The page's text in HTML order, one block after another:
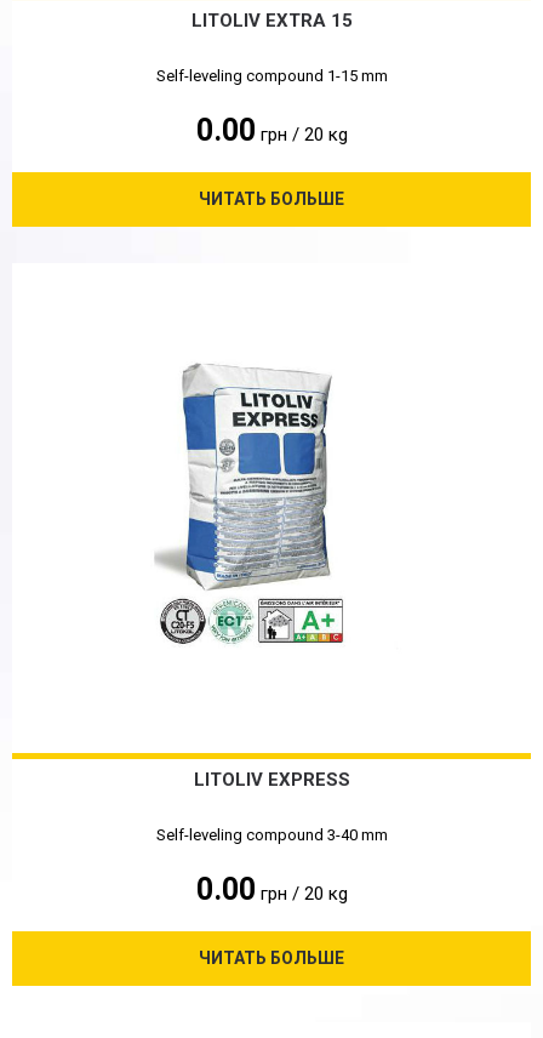
LITOLIV EXTRA 15
Self-leveling compound 1-15 mm
0.00 грн / 20 кg
ЧИТАТЬ БОЛЬШЕ
LITOLIV EXPRESS
Self-leveling compound 3-40 mm
0.00 грн / 20 кg
ЧИТАТЬ БОЛЬШЕ